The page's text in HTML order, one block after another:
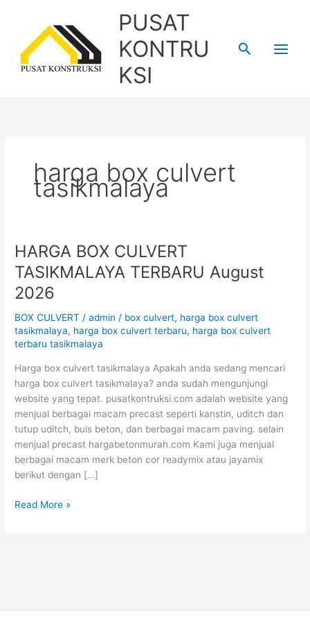
content
PUSAT
KONTRU
KSI
Search
harga box culvert
tasikmalaya
HARGA BOX CULVERT
TASIKMALAYA TERBARU August
2026
BOX CULVERT /admin/ box culvert, harga box culvert
tasikmalaya, harga box culvert terbaru, harga box culvert
terbaru tasikmalaya
Harga box culvert tasikmalaya Apakah anda sedang mencari
harga box culvert tasikmalaya? anda sudah mengunjungi
website yang tepat. pusatkontruksi.com adalah website yang
menjual berbagai macam precast seperti kanstin, uditch dan
tutup uditch, buis beton, dan berbagai macam paving. selain
menjual precast hargabetonmurah.com Kami juga menjual
berbagai macam merk beton cor readymix atau jayamix
berikut dengan […]
HARGA
BOX
CULVERT
TASIKMALAYA
August
2026
Read More »